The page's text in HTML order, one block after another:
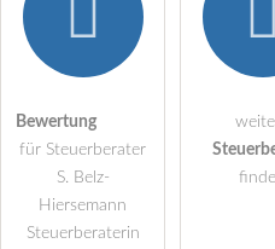
Hiermit akzeptiere ich die
DieDatenschutzerklärung habe ich
öffentliche Frage stellen
Hinweis:Bitte beachten Sie,
Besucher sichtbar
Klicken Sie hier um eine
Bewertung
für Steuerberater
S. Belz-
Hiersemann
Steuerberaterin